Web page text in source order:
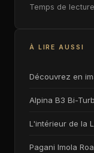
Temps de
À LIRE AUSSI
Découvrez en
Alpina B3 Bi-
L'intérieur de la
Pagani Imola